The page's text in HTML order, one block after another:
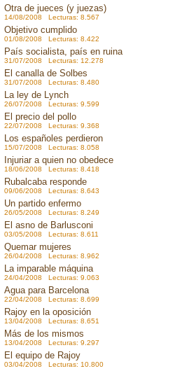
Otra de jueces (y juezas)
14/08/2008 Lecturas: 8.567
Objetivo cumplido
01/08/2008 Lecturas: 8.422
País socialista, país en ruina
31/07/2008 Lecturas: 12.278
El canalla de Solbes
31/07/2008 Lecturas: 8.480
La ley de Lynch
26/07/2008 Lecturas: 9.599
El precio del pollo
22/07/2008 Lecturas: 9.368
Los españoles perdieron
15/07/2008 Lecturas: 8.058
Injuriar a quien no obedece
18/06/2008 Lecturas: 8.418
Rubalcaba responde
09/06/2008 Lecturas: 8.643
Un partido enfermo
26/05/2008 Lecturas: 8.249
El asno de Barlusconi
03/05/2008 Lecturas: 8.611
Quemar mujeres
26/04/2008 Lecturas: 8.962
La imparable máquina
24/04/2008 Lecturas: 9.063
Agua para Barcelona
22/04/2008 Lecturas: 8.699
Rajoy en la oposición
13/04/2008 Lecturas: 8.651
Más de los mismos
13/04/2008 Lecturas: 9.297
El equipo de Rajoy
03/04/2008 Lecturas: 10.800